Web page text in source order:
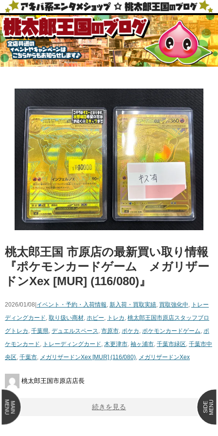
桃太郎王国 市原店の最新買い取り情報
『ポケモンカードゲーム メガリザー
ドンXex [MUR] (116/080)』
2026/01/08| イベント・予約・入荷情報, 新入荷・買取実績, 買取強化中, トレー
ディングカード, 取り扱い商材, ホビー, トレカ , 桃太郎王国市原店スタッフブロ
グ トレカ , 千葉県, デュエルスペース, 市原市, ポケカ , ポケモンカードゲーム, ポ
ケモンカード, トレーディングカード, 木更津市, 袖ヶ浦市, 千葉市緑区, 千葉市中
央区, 千葉市, メガリザードンXex [MUR] (116/080), メガリザードンXex
桃太郎王国市原店店長
続きを見る
MAIN
MENU SIDEMENU